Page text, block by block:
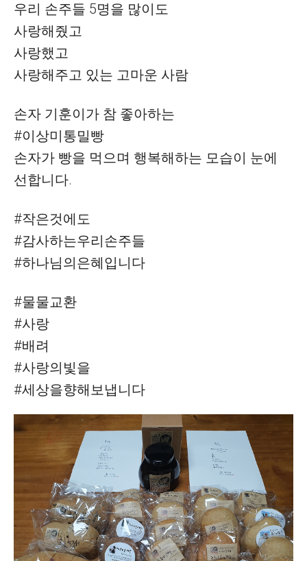
우리 손주들 5명을 많이도
사랑해줬고
사랑했고
사랑해주고 있는 고마운 사람
손자 기훈이가 참 좋아하는
#이상미통밀빵
손자가 빵을 먹으며 행복해하는 모습이 눈에
선합니다.
#작은것에도
#감사하는우리손주들
#하나님의은혜입니다
#물물교환
#사랑
#배려
#사랑의빛을
#세상을향해보냅니다